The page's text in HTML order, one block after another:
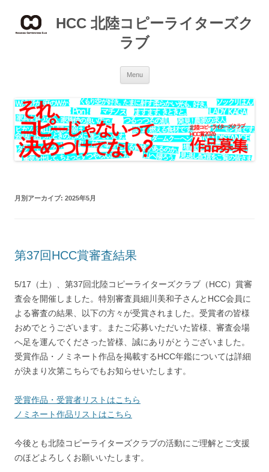
content
HCC 北陸コピーライターズク
ラブ
Menu
月別アーカイブ: 2025年5月
第37回HCC賞審査結果
5/17（土）、第37回北陸コピーライターズクラブ（HCC）賞審
査会を開催しました。特別審査員細川美和子さんとHCC会員に
よる審査の結果、以下の方々が受賞されました。受賞者の皆様
おめでとうございます。またご応募いただいた皆様、審査会場
へ足を運んでくださった皆様、誠にありがとうございました。
受賞作品・ノミネート作品を掲載するHCC年鑑については詳細
が決まり次第こちらでもお知らせいたします。
受賞作品・受賞者リストはこちら
ノミネート作品リストはこちら
今後とも北陸コピーライターズクラブの活動にご理解とご支援
のほどよろしくお願いいたします。